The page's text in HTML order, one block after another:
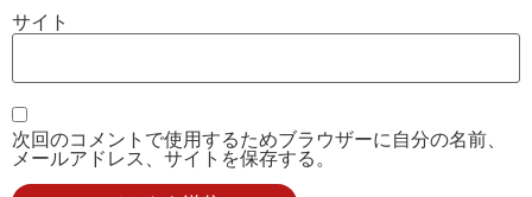
サイト
次回のコメントで使用するためブラウザーに自分の名前、
メールアドレス、サイトを保存する。